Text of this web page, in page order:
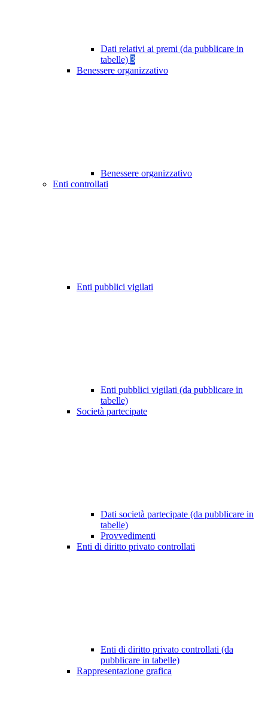
Dati relativi ai premi (da pubblicare in
tabelle) 3
Benessere organizzativo
Benessere organizzativo
Enti controllati
Enti pubblici vigilati
Enti pubblici vigilati (da pubblicare in
tabelle)
Società partecipate
Dati società partecipate (da pubblicare in
tabelle)
Provvedimenti
Enti di diritto privato controllati
Enti di diritto privato controllati (da
pubblicare in tabelle)
Rappresentazione grafica